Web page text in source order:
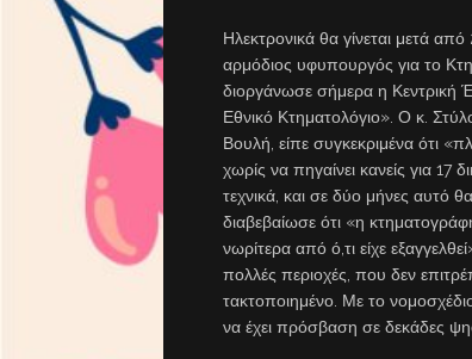
Ηλεκτρονικά θα γίνεται μετά
αρμόδιος υφυπουργός για το
διοργάνωσε σήμερα η Κεντρική
Εθνικό Κτηματολόγιο». Ο κ.
Βουλή, είπε συγκεκριμένα ότι
χωρίς να πηγαίνει κανείς για 17
τεχνικά, και σε δύο μήνες αυτό
διαβεβαίωσε ότι «η
νωρίτερα από ό,τι είχε
πολλές περιοχές, που δεν
τακτοποιημένο. Με το
να έχει πρόσβαση σε δεκάδες